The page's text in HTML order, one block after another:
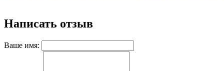
Написать отзыв
Ваше имя: